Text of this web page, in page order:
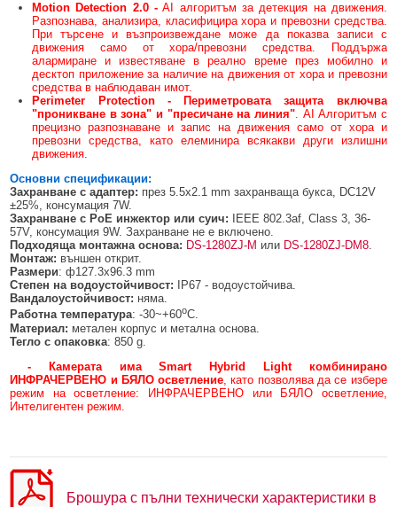
Motion Detection 2.0 - AI алгоритъм за детекция на движения.
Разпознава, анализира, класифицира хора и превозни средства.
При търсене и възпроизвеждане може да показва записи с
движения само от хора/превозни средства. Поддържа
алармиране и известяване в реално време през мобилно и
десктоп приложение за наличие на движения от хора и превозни
средства в наблюдаван имот.
Perimeter Protection - Периметровата защита включва
"проникване в зона" и "пресичане на линия". AI Алгоритъм с
прецизно разпознаване и запис на движения само от хора и
превозни средства, като елеминира всякакви други излишни
движения.
Основни спецификации:
Захранване с адаптер: през 5.5x2.1 mm захранваща букса, DC12V
±25%, консумация 7W.
Захранване с PoE инжектор или суич: IEEE 802.3af, Class 3, 36-
57V, консумация 9W. Захранване не е включено.
Подходяща монтажна основа: DS-1280ZJ-M или DS-1280ZJ-DM8.
Монтаж: външен открит.
Размери: ф127.3x96.3 mm
Степен на водоустойчивост: IP67 - водоустойчива.
Вандалоустойчивост: няма.
Работна температура: -30~+60оC.
Материал: метален корпус и метална основа.
Тегло с опаковка: 850 g.
- Камерата има Smart Hybrid Light комбинирано
ИНФРАЧЕРВЕНО и БЯЛО осветление , като позволява да се избере
режим на осветление: ИНФРАЧЕРВЕНО или БЯЛО осветление,
Интелигентен режим.
Брошура с пълни технически характеристики в